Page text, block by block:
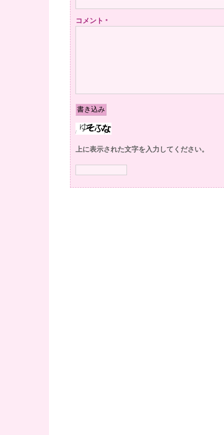
コメント *
上に表示された文字を入力してください。